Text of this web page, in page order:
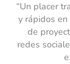
“Un placer
y rápidos
de
redes